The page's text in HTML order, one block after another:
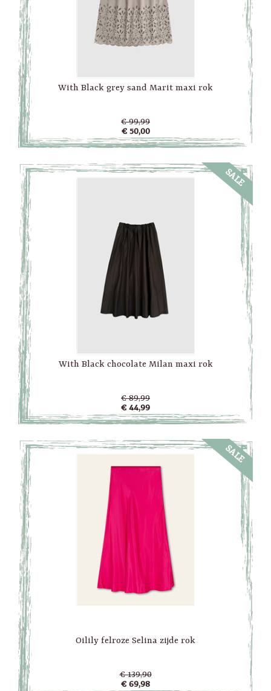
With Black grey sand Marit maxi rok
€ 99,99
€ 50,00
SALE
With Black chocolate Milan maxi rok
€ 89,99
€ 44,99
SALE
Oilily felroze Selina zijde rok
€ 139,90
€ 69,98